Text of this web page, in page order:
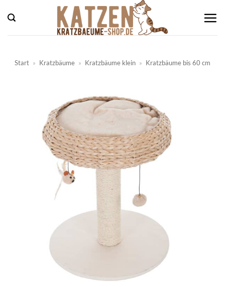
Inhalt
springen
Start » Kratzbäume » Kratzbäume klein » Kratzbäume bis 60 cm